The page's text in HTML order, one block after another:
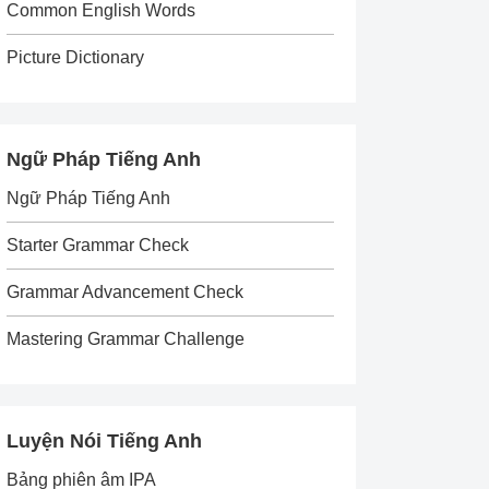
Common English Words
Picture Dictionary
Ngữ Pháp Tiếng Anh
Ngữ Pháp Tiếng Anh
Starter Grammar Check
Grammar Advancement Check
Mastering Grammar Challenge
Luyện Nói Tiếng Anh
Bảng phiên âm IPA